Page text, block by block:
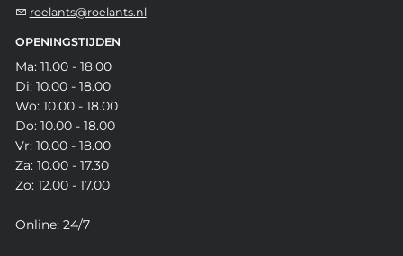
roelants@roelants.nl
OPENINGSTIJDEN
Ma: 11.00 - 18.00
Di: 10.00 - 18.00
Wo: 10.00 - 18.00
Do: 10.00 - 18.00
Vr: 10.00 - 18.00
Za: 10.00 - 17.30
Zo: 12.00 - 17.00
Online: 24/7